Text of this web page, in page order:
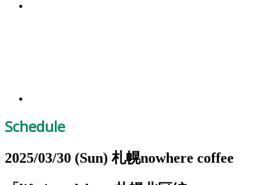
Schedule
2025/03/30 (Sun) 札幌nowhere coffee